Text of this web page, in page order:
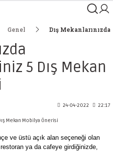
Genel Dış
5 Dış Mekan
24-04-2022 22:17
ve üstü açık alan seçeneği olan
ya da cafeye girdiğinizde,